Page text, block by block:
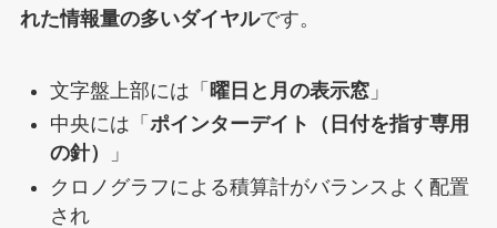
れた情報量の多いダイヤルです。
文字盤上部には「 曜日と月の表示窓」
中央には「 ポインターデイト（日付を指す専用
の針）
」
クロノグラフによる積算計がバランスよく配置
され